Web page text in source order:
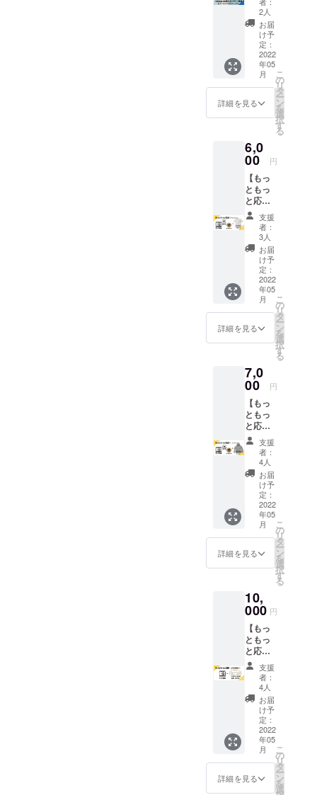
連れ様
はお一
人まで
とさせ
て頂き
ます。
記念品
は支援
みとな
りま
記念品
はご来
店の際
にお渡
ししま
す。 ※
画像の
商品デ
ザイン
はサン
プルに
なりま
す。実
物と異
なる場
合や、
変更と
なる可
能性が
をご了
承くだ
さい。
※フー
ド・2杯
目以降
のドリ
ンク代
は含ま
れてお
りませ
ん。
い。 レ
シピも
同封さ
れてい
るの
で、是
非本格
パイス
カレー
さい♪
【商品
はご来
店時に
お渡し
になり
ま
す。】
商品準
備の為
2022年
5月以降
ご来店
時に、
ご提示
くださ
sギャグ
動画の
みメー
ルにて
お送り
しま
す。 ※
画像の
商品デ
ザイン
はサン
プルに
なりま
す。実
物と異
合や、
変更と
能性が
ある事
をご了
承くだ
さい。
期限は
ござい
ませ
ん！お
店が存
在する
限り有
効とな
りま
援も可
能で
す。 ※
換金等
はでき
ませ
ん。
カップ
・オリ
ジナル
コース
ター ・
thanks
ギャグ
動画 ・
お礼の
理人
Yoshiさ
案！〉
スパイ
スキッ
トは、
調合さ
れた
【スパ
イスの
み】と
なりま
す。 大
人３〜
４人
分、×２
お家に
あるよ
うな簡
単な調
味料
と、お
好みの
具材を
ご用意
くださ
い。 レ
シピも
同封さ
れてい
るの
非本格
的なス
をお試
しくだ
さい♪
商品は
ご登録
頂いた
住所に
郵送さ
せて頂
きま
す。 ※
画像の
商品デ
ザイン
なりま
ながら
びっと
劇団員
で、ト
ラベル
インフ
ルエン
サーと
しても
活動し
き
（piesa
ki_）」
が、あ
なたの
インス
タをお
試しコ
ンサル
ティン
グしま
す！ 3
名様限
定、イ
ンスタ
初心者
向けの
《講座
の内
さきの
インス
タ個人
コンサ
ル〈60
分〉 ・
プロ
フィー
ルの設
定につ
いて ・
インサ
イトの
設定と
下記3つ
を選べ
ます◎
・ス
トー
リー&投
稿の工
夫の仕
方 ・
フォロ
ワーさ
んの増
やし方
・旅の
PR案件
をどう
取って
いるか
2人
お届
け予
定：
2022
年05
月
詳細を見る
こ
の
リ
タ
ー
ン
を
選
択
す
る
6,0
00 円
【もっ
ともっ
と応
援！（T
シャツ
ver）限
定カ
ラー】
thanks
ギャグ
動画＋
お手紙
＋コー
スター
＋カ
ルTシャ
ツの
セッ
ト。 オ
リジナ
ルTシャ
ツのカ
ラー
は、ホ
ワイ
ト、シ
マング
レー、
ブラッ
ク以外
は、
【今回
ラー】
となり
（画像
３枚目
を参照
くださ
い。）
ロゴの
印字は
「白
字」
or「黒
字」に
なりま
す。ご
希望が
支援
者：
3人
お届
け予
定：
2022
年05
月
詳細を見る
こ
の
リ
タ
ー
ン
を
選
択
す
る
7,0
00 円
【もっ
ともっ
と応
援！
（パー
カー
ver）限
定カ
ラー】
thanks
ギャグ
動画＋
お手紙
＋オリ
ジナル
カフェ
オリジ
ナル
パー
カーの
セット
オリジ
ナル
パー
カーの
カラー
は、ホ
ワイ
ト、グ
レー、
ブラッ
ク以外
支援
者：
4人
お届
け予
定：
2022
年05
月
詳細を見る
こ
の
リ
タ
ー
ン
を
選
択
す
る
10,
000 円
【もっ
ともっ
と応
援！(お
名前掲
ver)】
thanks
ギャグ
動画＋
公式HP
にお名
前を中
文字で
掲載
支援
者：
4人
お届
け予
定：
2022
年05
月
詳細を見る
こ
の
リ
タ
ー
ン
を
選